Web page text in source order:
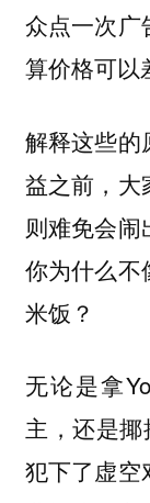
众点一次广
算价格可以
解释这些的
益之前，大
则难免会闹
你为什么不
米饭？
无论是拿
主，还是
犯下了虚空